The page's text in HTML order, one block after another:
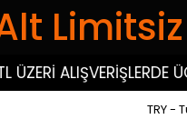
ALIŞVERİŞLERDE
TRY -